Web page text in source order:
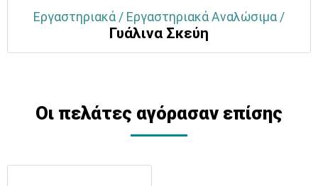
Εργαστηριακά / Εργαστηριακά Αναλώσιμα /
Γυάλινα Σκεύη
Οι πελάτες αγόρασαν επίσης